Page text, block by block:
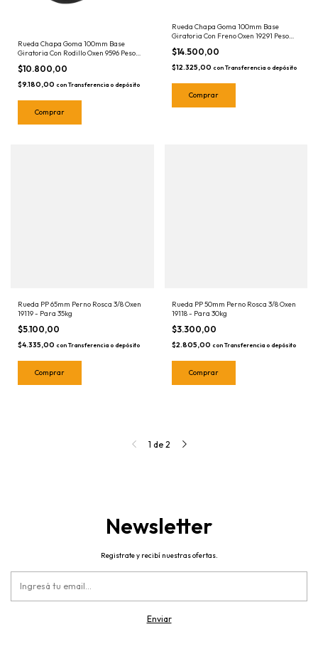
Rueda Chapa Goma 100mm Base
Giratoria Con Rodillo Oxen 9596 Peso
Máx 70kg
$10.800,00
$9.180,00 con Transferencia o depósito
Rueda Chapa Goma 100mm Base
Giratoria Con Freno Oxen 19291 Peso
$14.500,00
$12.325,00 con Transferencia o depósito
Rueda PP 65mm Perno Rosca 3/8 Oxen
19119 - Para 35kg
$5.100,00
$4.335,00 con Transferencia o depósito
Rueda PP 50mm Perno Rosca 3/8 Oxen
19118 - Para 30kg
$3.300,00
$2.805,00 con Transferencia o depósito
1 de 2
Newsletter
Registrate y recibí nuestras ofertas.